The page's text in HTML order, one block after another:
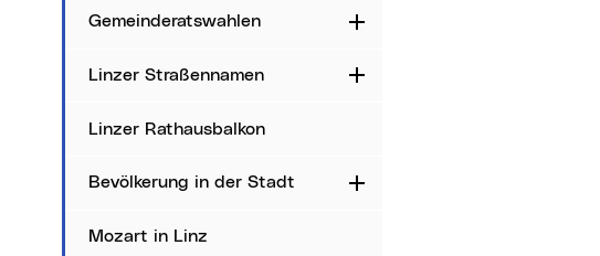
Gemeinderatswahlen Aufklappen
Linzer Straßennamen Aufklappen
Linzer Rathausbalkon
Bevölkerung in der Stadt Aufklappen
Mozart in Linz